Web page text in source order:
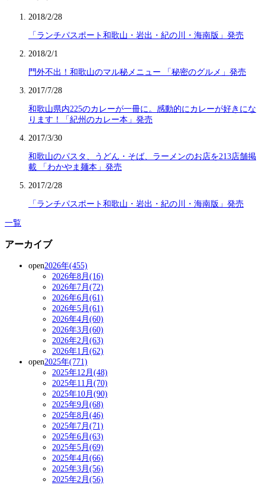
2018/2/28
「ランチパスポート和歌山・岩出・紀の川・海南版」発売
2018/2/1
門外不出！和歌山のマル秘メニュー 「秘密のグルメ」発売
2017/7/28
和歌山県内225のカレーが一冊に。感動的にカレーが好きにな
ります！「紀州のカレー本」発売
2017/3/30
和歌山のパスタ、うどん・そば、ラーメンのお店を213店舗掲
載 「わかやま麺本」発売
2017/2/28
「ランチパスポート和歌山・岩出・紀の川・海南版」発売
一覧
アーカイブ
open2026年(455)
2026年8月(16)
2026年7月(72)
2026年6月(61)
2026年5月(61)
2026年4月(60)
2026年3月(60)
2026年2月(63)
2026年1月(62)
open2025年(771)
2025年12月(48)
2025年11月(70)
2025年10月(90)
2025年9月(68)
2025年8月(46)
2025年7月(71)
2025年6月(63)
2025年5月(69)
2025年4月(66)
2025年3月(56)
2025年2月(56)